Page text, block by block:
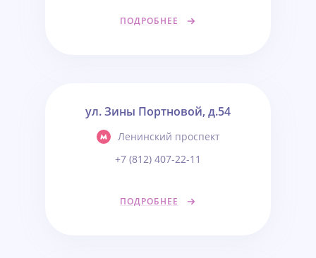
ПОДРОБНЕЕ
ул. Зины Портновой, д.54
Ленинский проспект
+7 (812) 407-22-11
ПОДРОБНЕЕ